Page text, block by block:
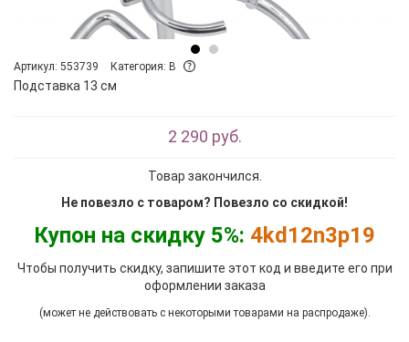
Артикул: 553739 Категория: B
Подставка 13 см
2 290 руб.
Товар закончился.
Не повезло с товаром? Повезло со скидкой!
Купон на скидку 5%: 4kd12n3p19
Чтобы получить скидку, запишите этот код и введите его при
оформлении заказа
(может не действовать с некоторыми товарами на распродаже).